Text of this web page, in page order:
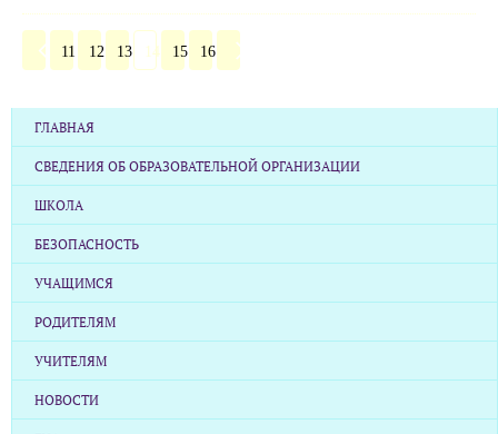
11 12 13 14 15 16
ГЛАВНАЯ
СВЕДЕНИЯ ОБ ОБРАЗОВАТЕЛЬНОЙ ОРГАНИЗАЦИИ
ШКОЛА
БЕЗОПАСНОСТЬ
УЧАЩИМСЯ
РОДИТЕЛЯМ
УЧИТЕЛЯМ
НОВОСТИ